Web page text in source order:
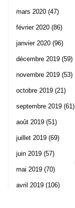
mars 2020 (47)
février 2020 (86)
janvier 2020 (96)
décembre 2019 (59)
novembre 2019 (53)
octobre 2019 (21)
septembre 2019 (61)
août 2019 (51)
juillet 2019 (69)
juin 2019 (57)
mai 2019 (70)
avril 2019 (106)